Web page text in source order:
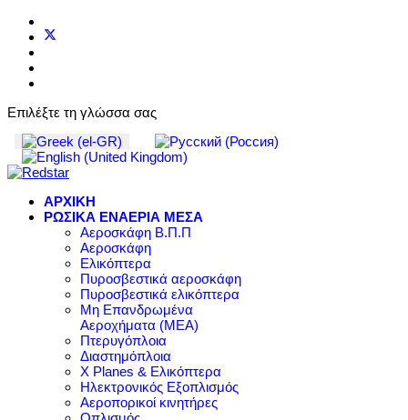
Επιλέξτε τη γλώσσα σας
ΑΡΧΙΚΗ
ΡΩΣΙΚΑ ΕΝΑΕΡΙΑ ΜΕΣΑ
Αεροσκάφη Β.Π.Π
Αεροσκάφη
Ελικόπτερα
Πυροσβεστικά αεροσκάφη
Πυροσβεστικά ελικόπτερα
Μη Επανδρωμένα
Αεροχήματα (ΜΕΑ)
Πτερυγόπλοια
Διαστημόπλοια
X Planes & Ελικόπτερα
Ηλεκτρονικός Εξοπλισμός
Αεροπορικοί κινητήρες